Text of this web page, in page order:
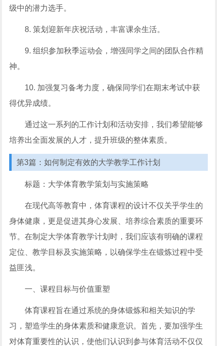
级中的潜力选手。
8. 策划迎新年庆祝活动，丰富课余生活。
9. 组织参加秋季运动会，增强同学之间的团队合作精
神。
10. 加强复习备考力度，确保同学们在期末考试中获
得优异成绩。
通过这一系列的工作计划和活动安排，我们希望能够
培养出全面发展的人才，提升班级的整体素质。
第3篇：如何制定有效的大学教学工作计划
标题：大学体育教学策划与实施策略
在现代高等教育中，体育课程的设计不仅关乎学生的
身体健康，更是促进其身心发展、培养综合素质的重要环
节。在制定大学体育教学计划时，我们应该有明确的课程
定位、教学目标及实施策略，以确保学生在锻炼过程中受
益匪浅。
一、课程目标与价值重塑
体育课程旨在通过系统的身体锻炼和相关知识的学
习，塑造学生的身体素质和健康意识。首先，要加强学生
对体育重要性的认识，使他们认识到参与体育活动不仅仅